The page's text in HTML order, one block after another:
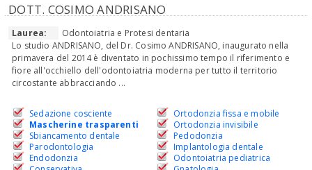
DOTT. COSIMO ANDRISANO
Laurea:
Odontoiatria e Protesi dentaria
Lo studio ANDRISANO, del Dr. Cosimo ANDRISANO, inaugurato nella
primavera del 2014 è diventato in pochissimo tempo il riferimento e
fiore all'occhiello dell'odontoiatria moderna per tutto il territorio
circostante abbracciando ...
Sedazione cosciente
Mascherine trasparenti
Sbiancamento dentale
Parodontologia
Endodonzia
Ortodonzia fissa e mobile
Ortodonzia invisibile
Pedodonzia
Implantologia dentale
Odontoiatria pediatrica